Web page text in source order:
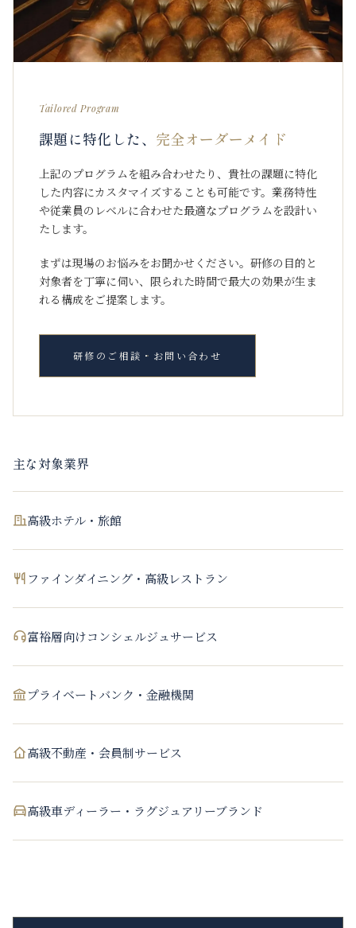
Tailored Program
課題に特化した、 完全オーダーメイド
上記のプログラムを組み合わせたり、貴社の課題に特化
した内容にカスタマイズすることも可能です。業務特性
や従業員のレベルに合わせた最適なプログラムを設計い
たします。
まずは現場のお悩みをお聞かせください。研修の目的と
対象者を丁寧に伺い、限られた時間で最大の効果が生ま
れる構成をご提案します。
研修のご相談・お問い合わせ
主な対象業界
高級ホテル・旅館
ファインダイニング・高級レストラン
富裕層向けコンシェルジュサービス
プライベートバンク・金融機関
高級不動産・会員制サービス
高級車ディーラー・ラグジュアリーブランド